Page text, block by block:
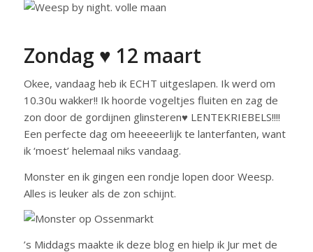
Zondag ♥ 12 maart
Okee, vandaag heb ik ECHT uitgeslapen. Ik werd om
10.30u wakker!! Ik hoorde vogeltjes fluiten en zag de
zon door de gordijnen glinsteren♥ LENTEKRIEBELS!!!!
Een perfecte dag om heeeeerlijk te lanterfanten, want
ik ‘moest’ helemaal niks vandaag.
Monster en ik gingen een rondje lopen door Weesp.
Alles is leuker als de zon schijnt.
’s Middags maakte ik deze blog en hielp ik Jur met de